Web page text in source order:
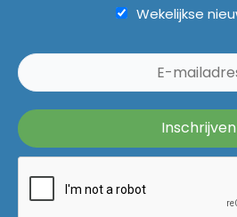
Wekelijkse